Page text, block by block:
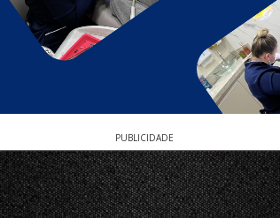
PUBLICIDADE